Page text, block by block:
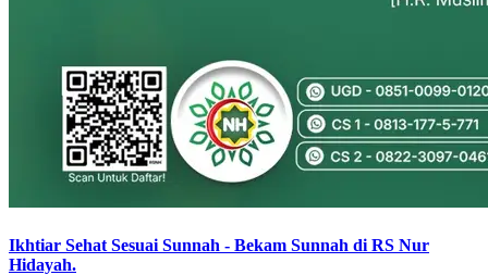
Ikhtiar Sehat Sesuai Sunnah - Bekam Sunnah di RS Nur
Hidayah.